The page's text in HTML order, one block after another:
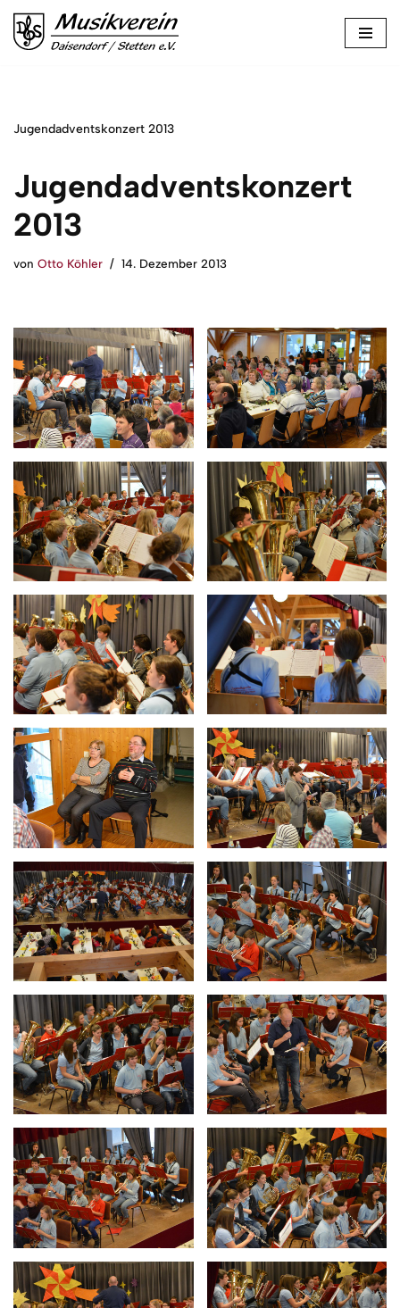
Zum
Jugendadventskonzert 2013
Jugendadventskonzert
2013
von Otto Köhler 14. Dezember 2013